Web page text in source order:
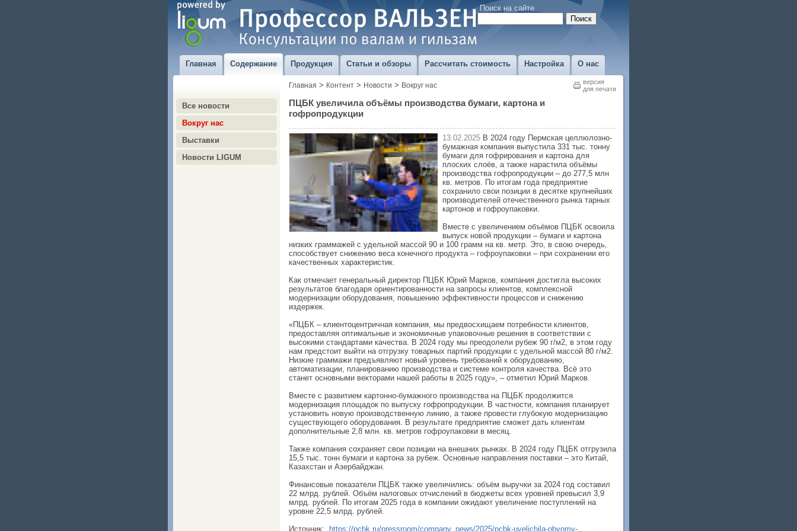
Поиск на сайте
Главная Содержание Продукция Статьи и обзоры Рассчитать стоимость Настройка О нас
Все новости
Вокруг нас
Выставки
Новости LIGUM
версия
для печати
Главная > Контент > Новости > Вокруг нас
ПЦБК увеличила объёмы производства бумаги, картона и
гофропродукции
13.02.2025 В 2024 году Пермская целлюлозно-
бумажная компания выпустила 331 тыс. тонну
бумаги для гофрирования и картона для
плоских слоёв, а также нарастила объёмы
производства гофропродукции – до 277,5 млн
кв. метров. По итогам года предприятие
сохранило свои позиции в десятке крупнейших
производителей отечественного рынка тарных
картонов и гофроупаковки.
Вместе с увеличением объёмов ПЦБК освоила
выпуск новой продукции – бумаги и картона
низких граммажей с удельной массой 90 и 100 грамм на кв. метр. Это, в свою очередь,
способствует снижению веса конечного продукта – гофроупаковки – при сохранении его
качественных характеристик.
Как отмечает генеральный директор ПЦБК Юрий Марков, компания достигла высоких
результатов благодаря ориентированности на запросы клиентов, комплексной
модернизации оборудования, повышению эффективности процессов и снижению
издержек.
«ПЦБК – клиентоцентричная компания, мы предвосхищаем потребности клиентов,
предоставляя оптимальные и экономичные упаковочные решения в соответствии с
высокими стандартами качества. В 2024 году мы преодолели рубеж 90 г/м2, в этом году
нам предстоит выйти на отгрузку товарных партий продукции с удельной массой 80 г/м2.
Низкие граммажи предъявляют новый уровень требований к оборудованию,
автоматизации, планированию производства и системе контроля качества. Всё это
станет основными векторами нашей работы в 2025 году», – отметил Юрий Марков.
Вместе с развитием картонно-бумажного производства на ПЦБК продолжится
модернизация площадок по выпуску гофропродукции. В частности, компания планирует
установить новую производственную линию, а также провести глубокую модернизацию
существующего оборудования. В результате предприятие сможет дать клиентам
дополнительные 2,8 млн. кв. метров гофроупаковки в месяц.
Также компания сохраняет свои позиции на внешних рынках. В 2024 году ПЦБК отгрузила
15,5 тыс. тонн бумаги и картона за рубеж. Основные направления поставки – это Китай,
Казахстан и Азербайджан.
Финансовые показатели ПЦБК также увеличились: объём выручки за 2024 год составил
22 млрд. рублей. Объём налоговых отчислений в бюджеты всех уровней превысил 3,9
млрд. рублей. По итогам 2025 года в компании ожидают увеличение поступлений на
уровне 22,5 млрд. рублей.
Источник:
https://pcbk.ru/pressroom/company_news/2025/pcbk-uvelichila-obyomy-